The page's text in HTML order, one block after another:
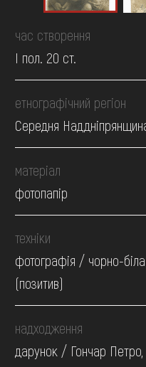
час створення
І пол. 20 ст.
етнографічний регіон
Середня
матеріал
фотопапір
техніки
фотографія / чорно-
(позитив)
надходження
дарунок / Гончар